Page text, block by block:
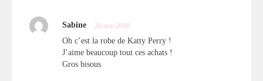
Sabine 20 mai 2010
Oh c’est la robe de Katty Perry !
J’aime beaucoup tout ces achats !
Gros bisous